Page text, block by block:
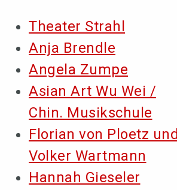
Theater Strahl
Anja Brendle
Angela Zumpe
Asian Art Wu Wei /
Chin. Musikschule
Florian von Ploetz und
Volker Wartmann
Hannah Gieseler